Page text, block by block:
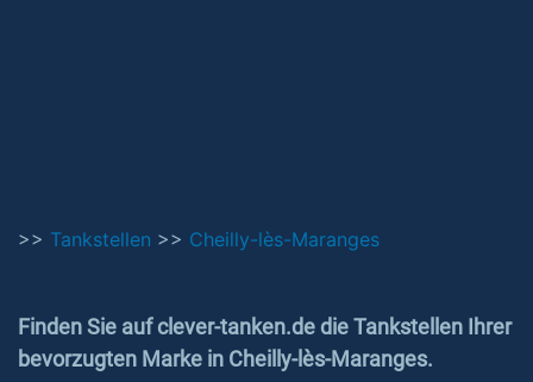
>> Tankstellen >> Cheilly-lès-Maranges
Finden Sie auf clever-tanken.de die Tankstellen Ihrer
bevorzugten Marke in Cheilly-lès-Maranges.